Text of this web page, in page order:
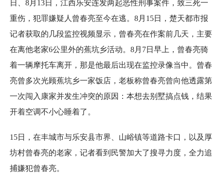
日、8月13日，江西乐安连发两起恶性刑事案件，致三死一
重伤，犯罪嫌疑人曾春亮至今在逃。8月15日，楚天都市报
记者获取的几段监控视频显示，曾春亮在作案前几天，主要
在离他老家6公里外的蕉坑乡活动。8月7日早上，曾春亮骑
着一辆摩托车离开，那是他最后出现在监控录像当中。曾春
亮曾多次光顾蕉坑乡一家饭店，老板称曾春亮曾向他透露第
一次闯入康家并发生冲突的原因：本想去别墅搞点钱，结果
开着空调不小心睡着了。
15日，在丰城市与乐安县市界、山峪镇等道路卡口，以及厚
坊村曾春亮的老家，记者看到民警加大了搜寻力度，全力追
捕嫌犯曾春亮。